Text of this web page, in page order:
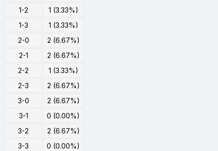
1-2
1 (3.33%)
1-3
1 (3.33%)
2-0
2 (6.67%)
2-1
2 (6.67%)
2-2
1 (3.33%)
2-3
2 (6.67%)
3-0
2 (6.67%)
3-1
0 (0.00%)
3-2
2 (6.67%)
3-3
0 (0.00%)